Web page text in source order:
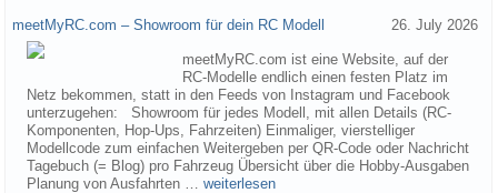
meetMyRC.com – Showroom für dein RC Modell 26. July 2026
meetMyRC.com ist eine Website, auf der
RC-Modelle endlich einen festen Platz im
Netz bekommen, statt in den Feeds von Instagram und Facebook
unterzugehen: Showroom für jedes Modell, mit allen Details (RC-
Komponenten, Hop-Ups, Fahrzeiten) Einmaliger, vierstelliger
Modellcode zum einfachen Weitergeben per QR-Code oder Nachricht
Tagebuch (= Blog) pro Fahrzeug Übersicht über die Hobby-Ausgaben
Planung von Ausfahrten … weiterlesen